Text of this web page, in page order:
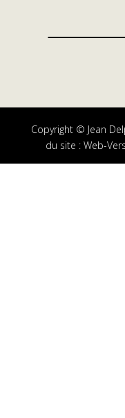
Copyright © Jean
du site :Web-